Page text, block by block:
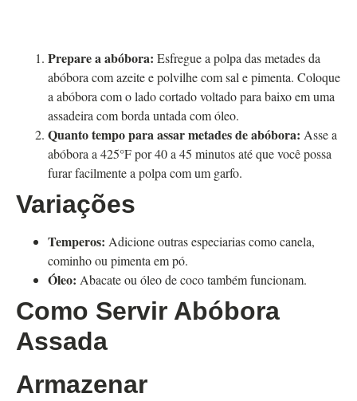
Prepare a abóbora: Esfregue a polpa das metades da
abóbora com azeite e polvilhe com sal e pimenta. Coloque
a abóbora com o lado cortado voltado para baixo em uma
assadeira com borda untada com óleo.
Quanto tempo para assar metades de abóbora: Asse a
abóbora a 425°F por 40 a 45 minutos até que você possa
furar facilmente a polpa com um garfo.
Variações
Temperos: Adicione outras especiarias como canela,
cominho ou pimenta em pó.
Óleo: Abacate ou óleo de coco também funcionam.
Como Servir Abóbora
Assada
Armazenar